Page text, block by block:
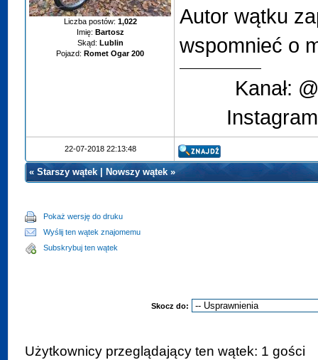
Liczba postów: 1,022
Imię: Bartosz
Skąd: Lublin
Pojazd: Romet Ogar 200
Autor wątku
wspomnieć o
Kanał:
22-07-2018 22:13:48
«Starszy wątek Nowszy wątek»
Pokaż wersję do druku
Wyślij ten wątek znajomemu
Subskrybuj ten wątek
Skocz do:
Użytkownicy przeglądający ten wątek: 1 gości